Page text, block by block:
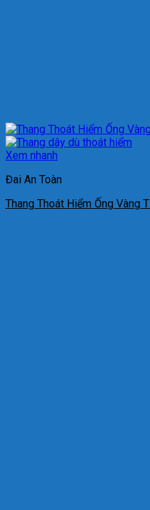
Xem nhanh
Đai An Toàn
Thang Thoát Hiểm Ống Vàng